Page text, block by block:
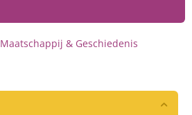
Maatschappij & Geschiedenis